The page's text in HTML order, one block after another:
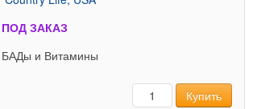
ПОД ЗАКАЗ
БАДы и Витамины
КоличествоКупить